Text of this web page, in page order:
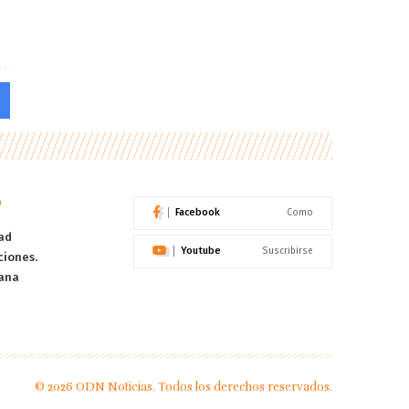
Facebook Como
Youtube Suscribirse
© 2026 ODN Noticias. Todos los derechos reservados.